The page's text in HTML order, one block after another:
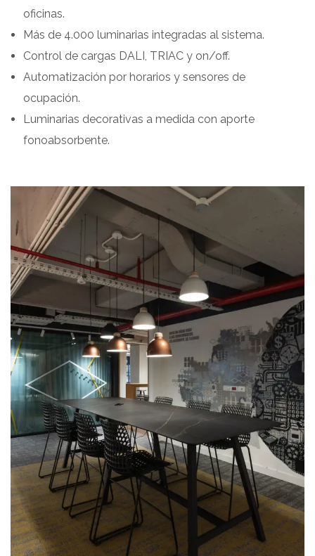
oficinas.
Más de 4.000 luminarias integradas al sistema.
Control de cargas DALI, TRIAC y on/off.
Automatización por horarios y sensores de
ocupación.
Luminarias decorativas a medida con aporte
fonoabsorbente.